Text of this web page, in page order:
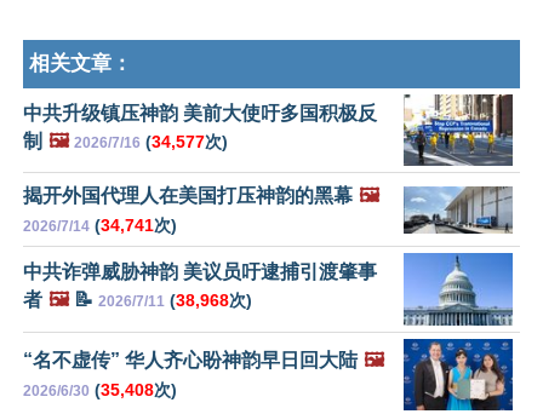
相关文章：
中共升级镇压神韵 美前大使吁多国积极反
制 🖼️ 2026/7/16 (34,577次)
揭开外国代理人在美国打压神韵的黑幕 🖼️
2026/7/14 (34,741次)
中共诈弹威胁神韵 美议员吁逮捕引渡肇事
者 🖼️📝 2026/7/11 (38,968次)
“名不虚传” 华人齐心盼神韵早日回大陆 🖼️
2026/6/30 (35,408次)